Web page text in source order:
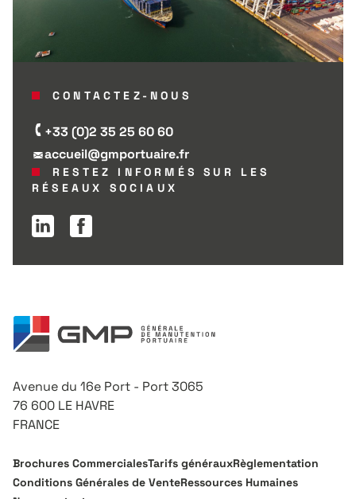
CONTACTEZ-NOUS
+33 (0)2 35 25 60 60
accueil@gmportuaire.fr
RESTEZ INFORMÉS SUR LES
RÉSEAUX SOCIAUX
Page LinkedinPage Facebook
Avenue du 16e Port - Port 3065
76 600 LE HAVRE
FRANCE
Brochures CommercialesTarifs générauxRèglementation
Conditions Générales de VenteRessources Humaines